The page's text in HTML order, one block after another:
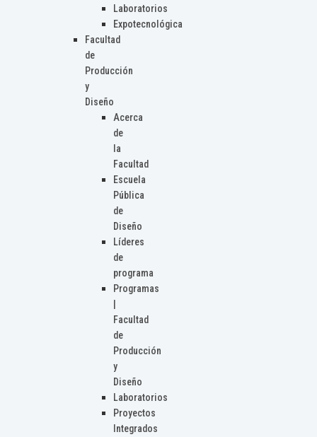
Laboratorios
Expotecnológica
Facultad
de
Producción
y
Diseño
Acerca
de
la
Facultad
Escuela
Pública
de
Diseño
Líderes
de
programa
Programas
Facultad
de
Producción
y
Diseño
Laboratorios
Proyectos
Integrados